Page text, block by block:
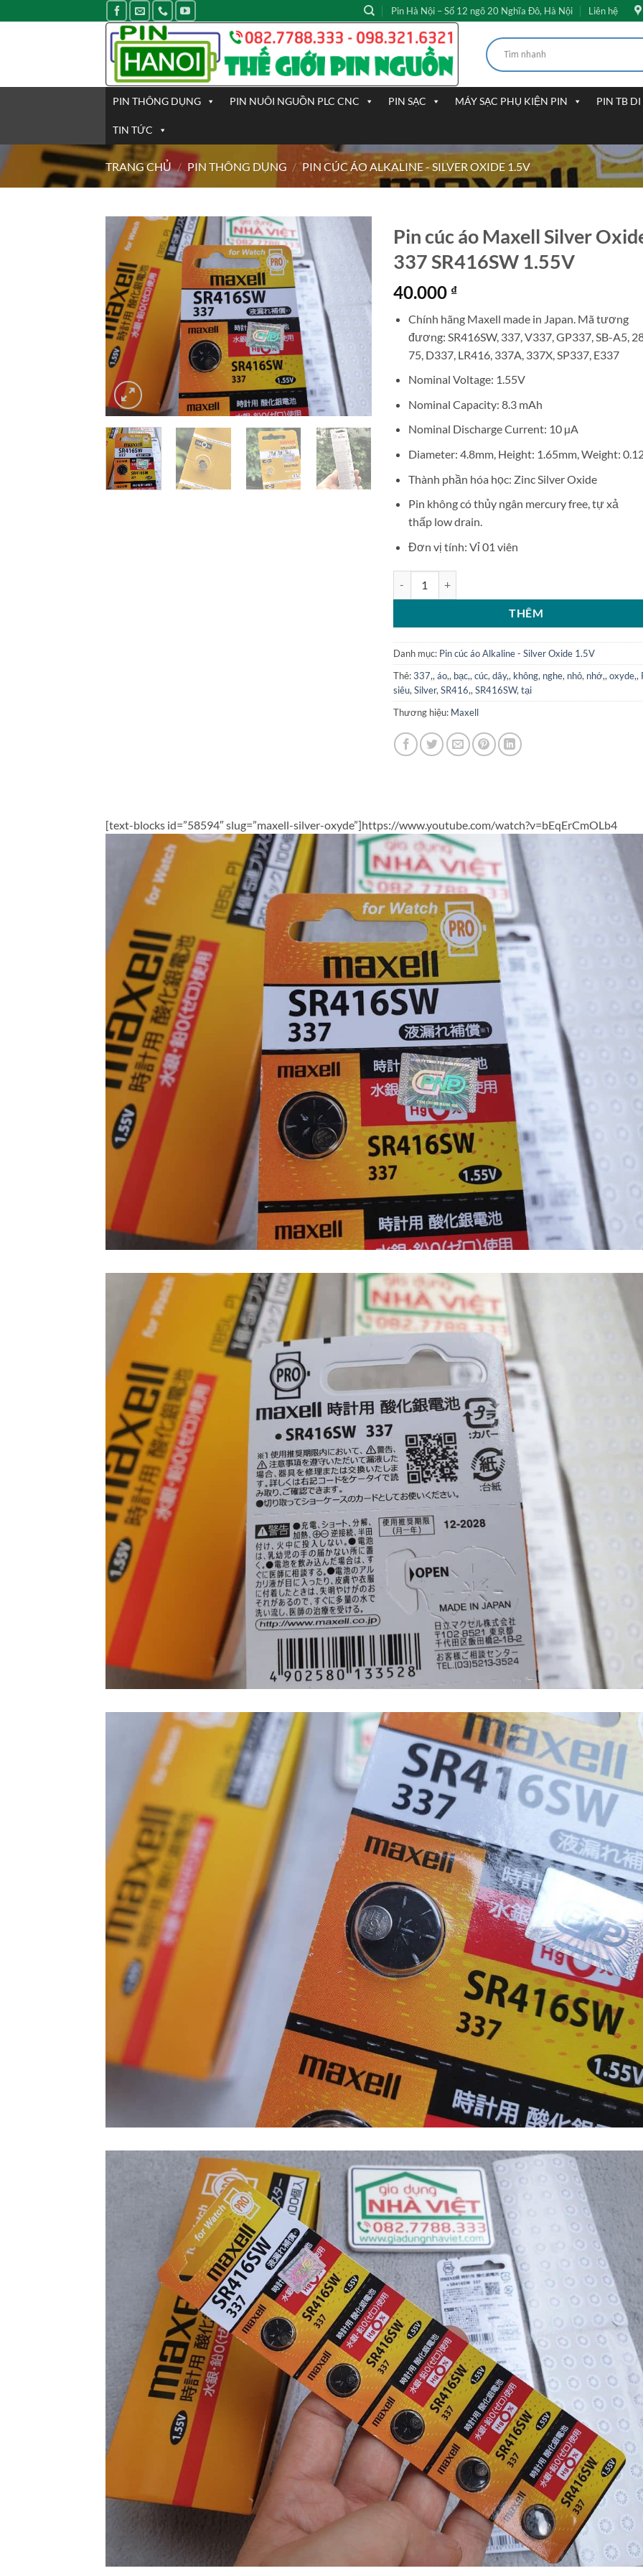
qua
Pin Hà Nội – Số 12 ngõ 20 Nghĩa Đô, Hà Nội Liên hệ
PIN THÔNG DỤNG PIN NUÔI NGUỒN PLC CNC PIN SẠC MÁY SẠC PHỤ KIỆN PIN PIN TB
TIN TỨC
TRANG CHỦ / PIN THÔNG DỤNG / PIN CÚC ÁO ALKALINE - SILVER OXIDE 1.5V
Pin cúc áo Maxell Silver
337 SR416SW 1.55V
40.000 ₫
Chính hãng Maxell made in Japan. Mã tương
đương: SR416SW, 337, V337, GP337, SB-A5,
75, D337, LR416, 337A, 337X, SP337, E337
Nominal Voltage: 1.55V
Nominal Capacity: 8.3 mAh
Nominal Discharge Current: 10 µA
Diameter: 4.8mm, Height: 1.65mm, Weight:
Thành phần hóa học: Zinc Silver Oxide
Pin không có thủy ngân mercury free, tự xả
thấp low drain.
Đơn vị tính: Vỉ 01 viên
THÊM
Danh mục: Pin cúc áo Alkaline - Silver Oxide 1.5V
Thẻ:337,,áo,, bạc,,cúc,dây,, không, nghe, nhỏ, nhớ,,oxyde,,
siêu,Silver,SR416,,SR416SW,tại
Thương hiệu: Maxell
[text-blocks id=”58594″ slug=”maxell-silver-oxyde”]https://www.youtube.com/watch?v=bEqErCmOLb4